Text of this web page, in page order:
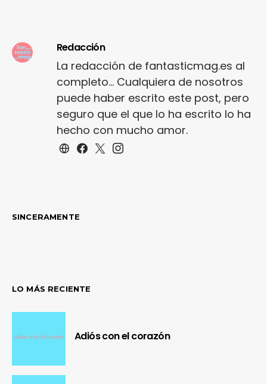
Redacción
La redacción de fantasticmag.es al
completo... Cualquiera de nosotros
puede haber escrito este post, pero
seguro que el que lo ha escrito lo ha
hecho con mucho amor.
SINCERAMENTE
LO MÁS RECIENTE
Adiós con el corazón